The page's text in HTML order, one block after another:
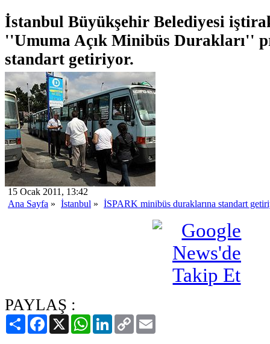
İstanbul Büyükşehir Belediyesi
''Umuma Açık Minibüs Durakları''
standart getiriyor.
15 Ocak 2011, 13:42
Ana Sayfa » İstanbul » İSPARK minibüs duraklarına standart
PAYLAŞ :
PaylaşFacebook
X WhatsAppLinkedIn
Copy
Link